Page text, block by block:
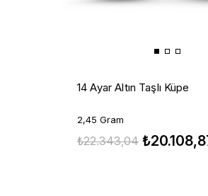
14 Ayar Altın Taşlı Küpe
2,45 Gram
₺22.343,04